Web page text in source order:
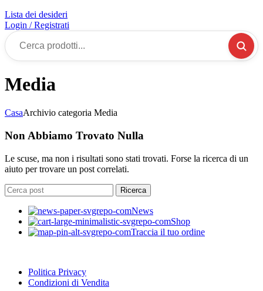
Lista dei desideri
Login / Registrati
Cerca
prodotti...
Media
CasaArchivio categoria Media
Non Abbiamo Trovato Nulla
Le scuse, ma non i risultati sono stati trovati. Forse la ricerca di un
aiuto per trovare un post correlati.
Ricerca
News
Shop
Traccia il tuo ordine
Politica Privacy
Condizioni di Vendita